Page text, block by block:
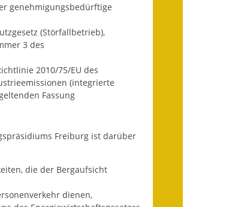
Kreisstraße
Umleitungsplan
Ausweichfahrplan
Stellenausschreibungen
Zahlen und Fakten
Rathaus
genehmigungsbedürftige
(Störfallbetrieb),
3 des
2010/75/EU des
(integrierte
Fassung
Freiburg ist darüber
die der Bergaufsicht
dienen,